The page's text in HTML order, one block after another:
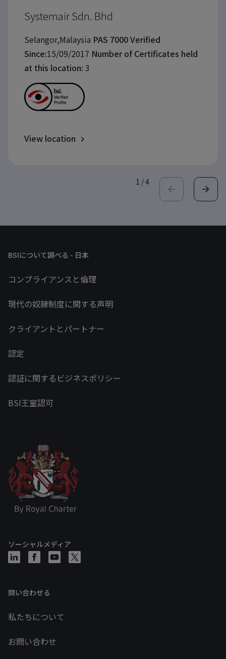
Systemair Sdn. Bhd
Selangor,Malaysia PAS 7000 Verified
Since:15/09/2017 Number of Certificates held
at this location: 3
View location
1 /4
BSIについて調べる - 日本
コンプライアンスと倫理
現代の奴隷制度に関する声明
クライアントとパートナー
認定
認証に関するビジネスポリシー
BSI王室認可
ソーシャルメディア
問い合わせる
私たちについて
お問い合わせ